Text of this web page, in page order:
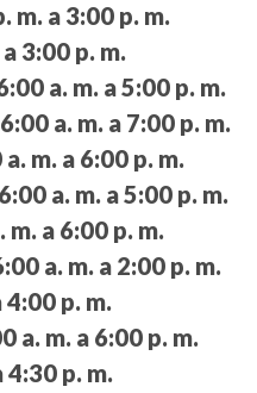
m. a 3:00 p. m.
3:00 p. m.
a. m. a 5:00 p. m.
6:00 a. m. a 7:00 p. m.
m. a 6:00 p. m.
6:00 a. m. a 5:00 p. m.
m. a 6:00 p. m.
a. m. a 2:00 p. m.
4:00 p. m.
a. m. a 6:00 p. m.
4:30 p. m.